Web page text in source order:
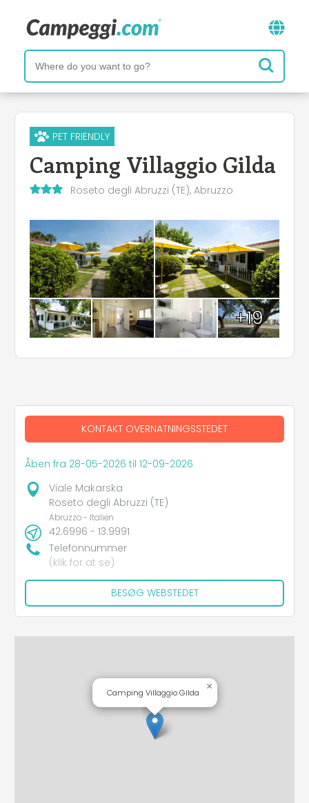
PET FRIENDLY
Camping Villaggio Gilda
Roseto degli Abruzzi (TE), Abruzzo
+19
KONTAKT OVERNATNINGSSTEDET
Åben fra 28-05-2026 til 12-09-2026
Viale Makarska
Roseto degli Abruzzi (TE)
Abruzzo - Italien
42.6996 - 13.9991
Telefonnummer
(klik for at se)
BESØG WEBSTEDET
Camping Villaggio Gilda
×